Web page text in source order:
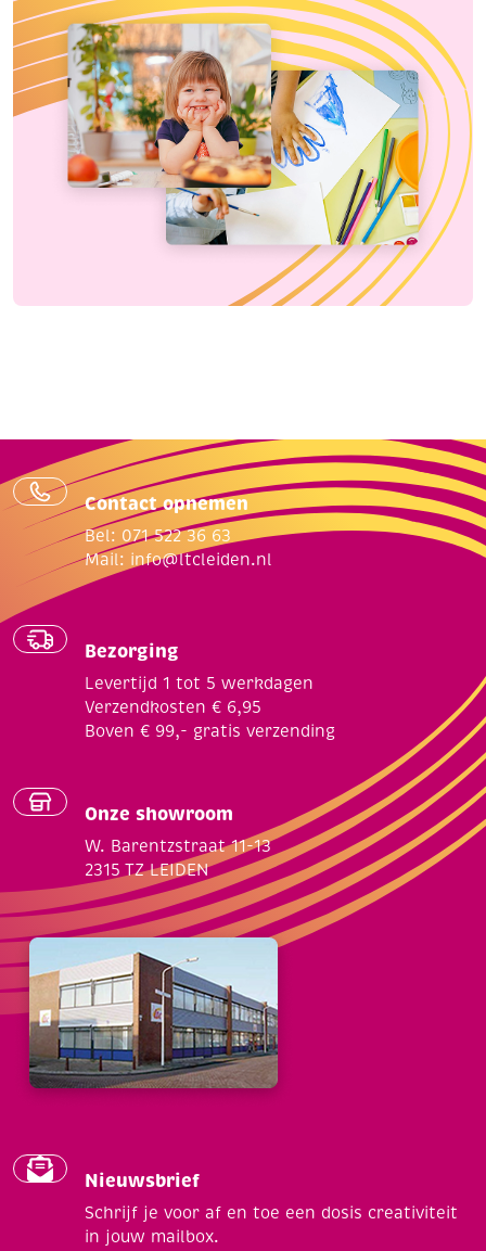
Contact opnemen
Bel: 071 522 36 63
Mail: info@ltcleiden.nl
Bezorging
Levertijd 1 tot 5 werkdagen
Verzendkosten € 6,95
Boven € 99,- gratis verzending
Onze showroom
W. Barentzstraat 11-13
2315 TZ LEIDEN
Nieuwsbrief
Schrijf je voor af en toe een dosis creativiteit
in jouw mailbox.